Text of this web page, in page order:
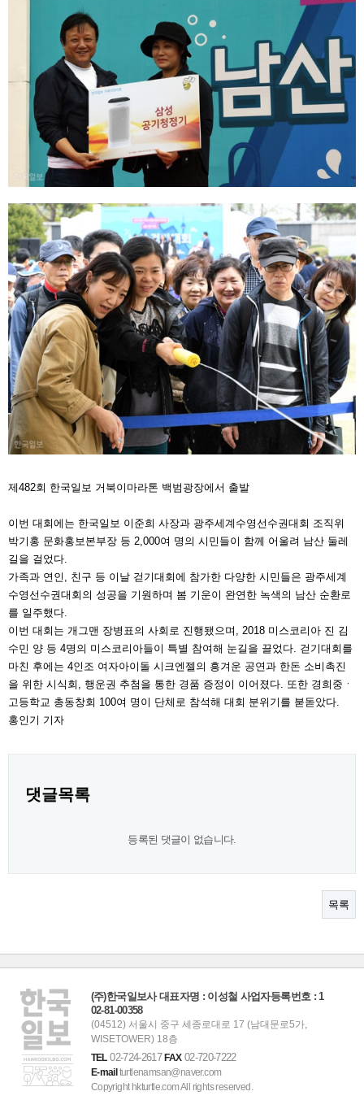
제482회 한국일보 거북이마라톤 백범광장에서 출발
이번 대회에는 한국일보 이준희 사장과 광주세계수영선수권대회 조직위
박기홍 문화홍보본부장 등 2,000여 명의 시민들이 함께 어울려 남산 둘레
길을 걸었다.
가족과 연인, 친구 등 이날 걷기대회에 참가한 다양한 시민들은 광주세계
수영선수권대회의 성공을 기원하며 봄 기운이 완연한 녹색의 남산 순환로
를 일주했다.
이번 대회는 개그맨 장병표의 사회로 진행됐으며, 2018 미스코리아 진 김
수민 양 등 4명의 미스코리아들이 특별 참여해 눈길을 끌었다. 걷기대회를
마친 후에는 4인조 여자아이돌 시크엔젤의 흥겨운 공연과 한돈 소비촉진
을 위한 시식회, 행운권 추첨을 통한 경품 증정이 이어졌다. 또한 경희중ㆍ
고등학교 총동창회 100여 명이 단체로 참석해 대회 분위기를 붇돋았다.
홍인기 기자
댓글목록
등록된 댓글이 없습니다.
목록
(주)한국일보사 대표자명 : 이성철 사업자등록번호 : 1
02-81-00358
(04512) 서울시 중구 세종로대로 17 (남대문로5가,
WISETOWER) 18층
TEL02-724-2617FAX02-720-7222
E-mail turtlenamsan@naver.com
Copyright hkturtle.com All rights reserved.